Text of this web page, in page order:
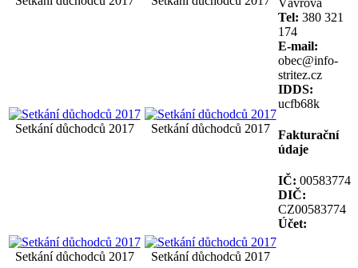
Setkání důchodců 2017 Setkání důchodců 2017
Setkání důchodců 2017 Setkání důchodců 2017
Tel: 380 321
174
E-mail:
obec@info-
stritez.cz
IDDS:
ucfb68k
Fakturační
údaje
IČ: 00583774
DIČ:
CZ00583774
Účet: